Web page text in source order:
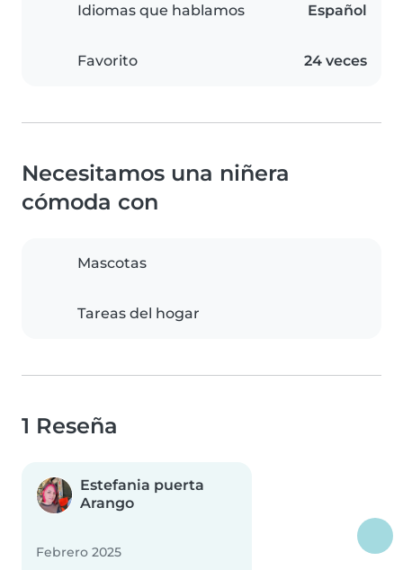
Idiomas que hablamos Español
Favorito 24 veces
Necesitamos una niñera
cómoda con
Mascotas
Tareas del hogar
1 Reseña
Estefania puerta
Arango
Febrero 2025